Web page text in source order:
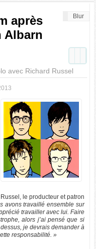
Blur
après
Albarn
avec Richard Russel
le producteur et patron
avons travaillé ensemble sur
travailler avec lui. Faire
alors j’ai pensé que si
je devrais demander à
responsabilité. »